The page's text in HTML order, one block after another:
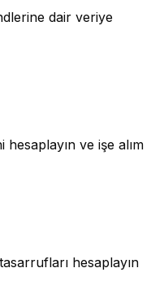
dair veriye
ve işe alım
hesaplayın